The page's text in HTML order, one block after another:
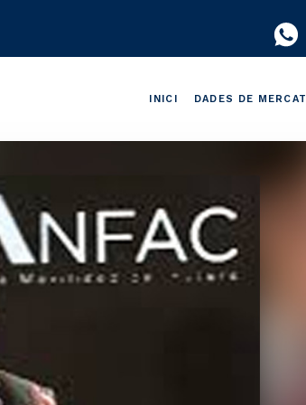
INICI DADES DE MERCAT